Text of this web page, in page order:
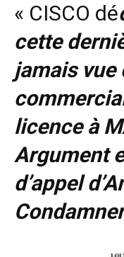
« CISCO dé
cette
jamais vue
licence à
Argument
d’appel